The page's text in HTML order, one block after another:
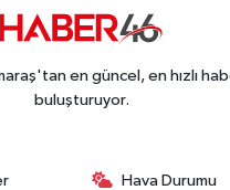
Göksun Yolunu
Tarihi Mirası
en güncel, en hızlı
buluşturuyor.
Hava Durumu